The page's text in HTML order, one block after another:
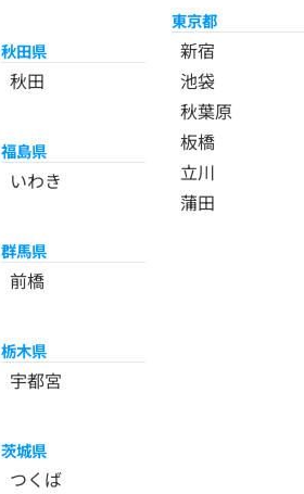
秋田県
秋田
福島県
いわき
群馬県
前橋
栃木県
宇都宮
茨城県
つくば
東京都
新宿
池袋
秋葉原
板橋
立川
蒲田